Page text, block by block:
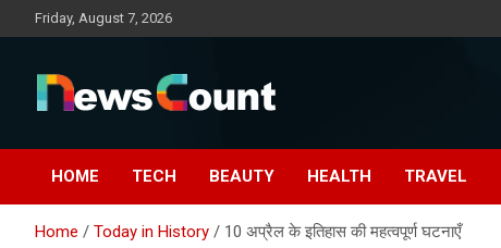
to
Friday, August 7, 2026
HOME TECH BEAUTY HEALTH TRAVEL
Home Today in History 10 अप्रैल के इतिहास की महत्वपूर्ण घटनाएँ